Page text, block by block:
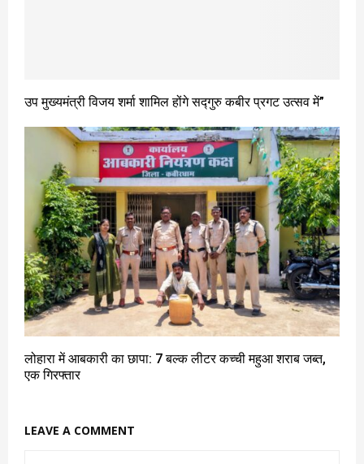
उप मुख्यमंत्री विजय शर्मा शामिल होंगे सद्गुरु कबीर प्रगट उत्सव में”
लोहारा में आबकारी का छापा: 7 बल्क लीटर कच्ची महुआ शराब जब्त,
एक गिरफ्तार
LEAVE A COMMENT